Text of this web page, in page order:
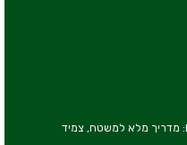
איך מקימים עמדת עבודה מוגנת ESD: מדריך מלא למשטח, צמיד